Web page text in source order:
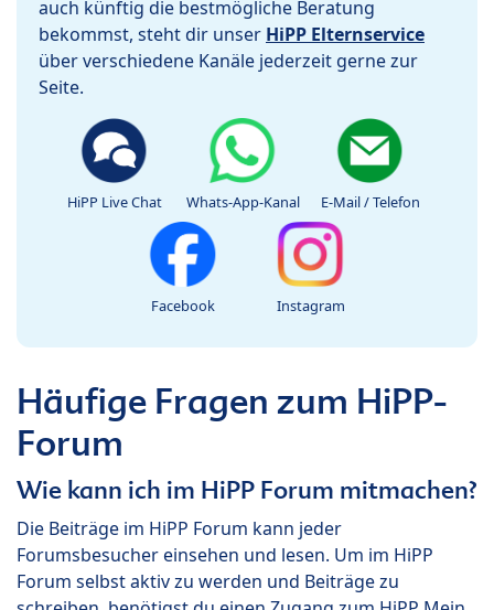
auch künftig die bestmögliche Beratung
bekommst, steht dir unser HiPP Elternservice
über verschiedene Kanäle jederzeit gerne zur
Seite.
HiPP Live Chat Whats-App-Kanal E-Mail / Telefon
Facebook Instagram
Häufige Fragen zum HiPP-
Forum
Wie kann ich im HiPP Forum mitmachen?
Die Beiträge im HiPP Forum kann jeder
Forumsbesucher einsehen und lesen. Um im HiPP
Forum selbst aktiv zu werden und Beiträge zu